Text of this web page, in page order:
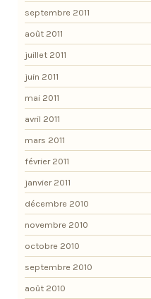
septembre 2011
août 2011
juillet 2011
juin 2011
mai 2011
avril 2011
mars 2011
février 2011
janvier 2011
décembre 2010
novembre 2010
octobre 2010
septembre 2010
août 2010